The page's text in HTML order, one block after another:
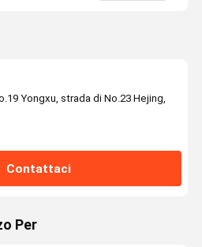
Yongxu, strada di No.23 Hejing,
Contattaci
Per